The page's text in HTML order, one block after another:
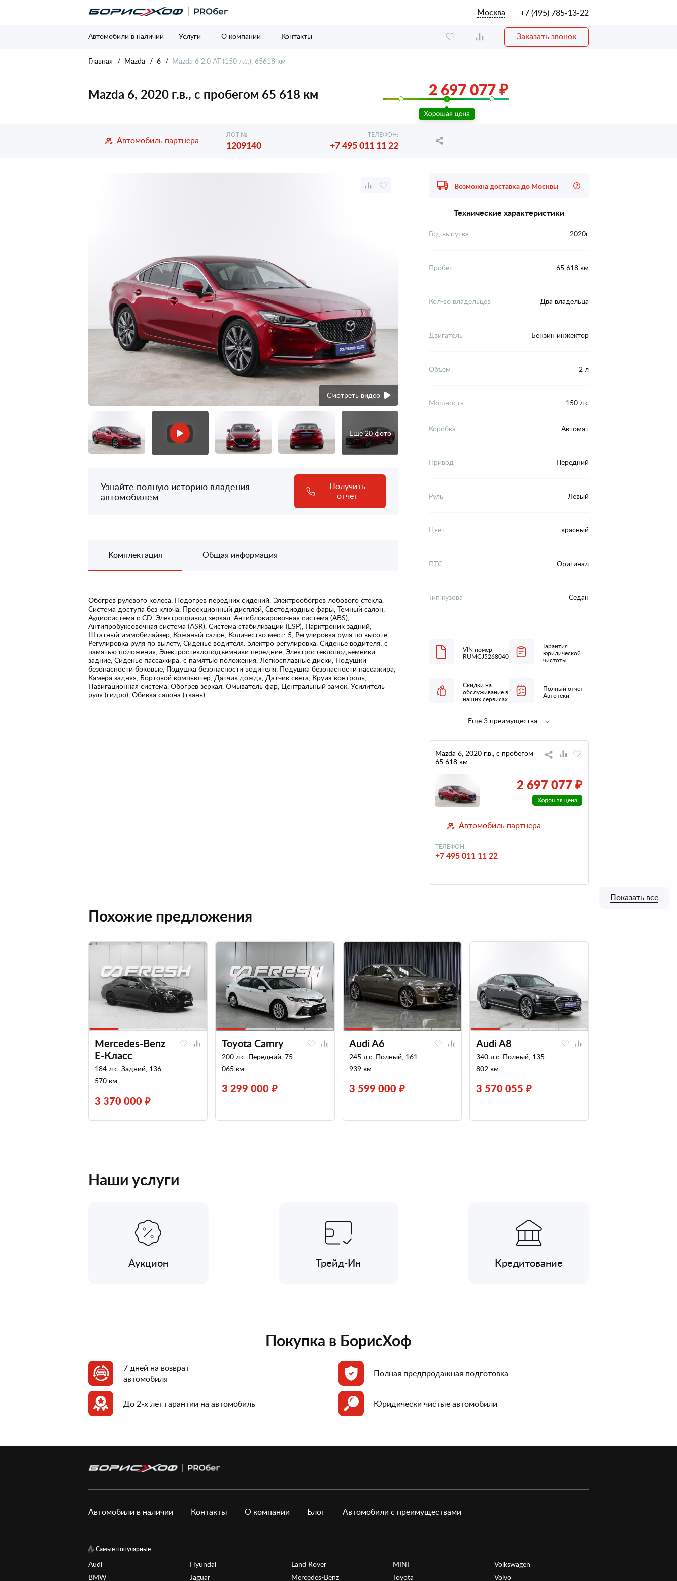
Москва +7 (495) 785-13-22
Автомобили в наличии Услуги О компании Контакты Заказать звонок
Главная Mazda 6 Mazda 6 2.0 AT (150 л.с.), 65618 км
Mazda 6, 2020 г.в., с пробегом 65 618 км 2 697 077 ₽
Автомобиль партнера
ЛОТ №
1209140
ТЕЛЕФОН:
+7 495 011 11 22
Смотреть видео
Еще 20 фото
Узнайте полную историю владения
автомобилем
Получить
отчет
Комплектация Общая информация
Обогрев рулевого колеса, Подогрев передних сидений, Электрообогрев лобового стекла,
Система доступа без ключа, Проекционный дисплей, Светодиодные фары, Темный салон,
Аудиосистема с CD, Электропривод зеркал, Антиблокировочная система (ABS),
Антипробуксовочная система (ASR), Система стабилизации (ESP), Парктроник задний,
Штатный иммобилайзер, Кожаный салон, Количество мест: 5, Регулировка руля по высоте,
Регулировка руля по вылету, Сиденье водителя: электро регулировка, Сиденье водителя: с
памятью положения, Электростеклоподъемники передние, Электростеклоподъемники
задние, Сиденье пассажира: с памятью положения, Легкосплавные диски, Подушки
безопасности боковые, Подушка безопасности водителя, Подушка безопасности пассажира,
Камера задняя, Бортовой компьютер, Датчик дождя, Датчик света, Круиз-контроль,
Навигационная система, Обогрев зеркал, Омыватель фар, Центральный замок, Усилитель
руля (гидро), Обивка салона (ткань)
Возможна доставка до Москвы
Технические характеристики
Год выпуска 2020г
Пробег 65 618 км
Кол-во владельцев Два владельца
Двигатель Бензин инжектор
Объем 2 л
Мощность 150 л.с
Коробка Автомат
Привод Передний
Руль Левый
Цвет красный
ПТС Оригинал
Тип кузова Седан
VIN номер -
RUMGJ526804017653
Гарантия
юридической
чистоты
Скидки на
обслуживание в
наших сервисах
Полный отчет
Автотеки
Полная
низкий
Еще 3 преимущества
Mazda 6, 2020 г.в., с пробегом
65 618 км
2 697 077 ₽
Автомобиль партнера
ТЕЛЕФОН:
+7 495 011 11 22
Похожие предложения
Mercedes-Benz
E-Класс
184 л.с. Задний, 136
570 км
3 370 000 ₽
Toyota Camry
200 л.с. Передний, 75
065 км
3 299 000 ₽
Audi A6
245 л.с. Полный, 161
939 км
3 599 000 ₽
Audi A8
340 л.с. Полный, 135
802 км
3 570 055 ₽
Показать все
Наши услуги
Аукцион Трейд-Ин Кредитование
Покупка в БорисХоф
7 дней на возврат
автомобиля
Полная предпродажная подготовка
До 2-х лет гарантии на автомобиль Юридически чистые автомобили
Автомобили в наличии Контакты О компании Блог Автомобили с преимуществами
Самые популярные
Audi
BMW
Hyundai
Jaguar
Land Rover
Mercedes-Benz
MINI
Toyota
Volkswagen
Volvo